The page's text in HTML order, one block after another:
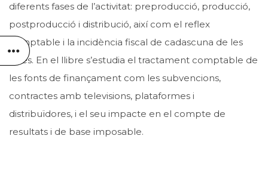
diferents fases de l’activitat: preproducció, producció,
postproducció i distribució, així com el reflex
comptable i la incidència fiscal de cadascuna de les
fases. En el llibre s’estudia el tractament comptable de
les fonts de finançament com les subvencions,
contractes amb televisions, plataformes i
distribuïdores, i el seu impacte en el compte de
resultats i de base imposable.